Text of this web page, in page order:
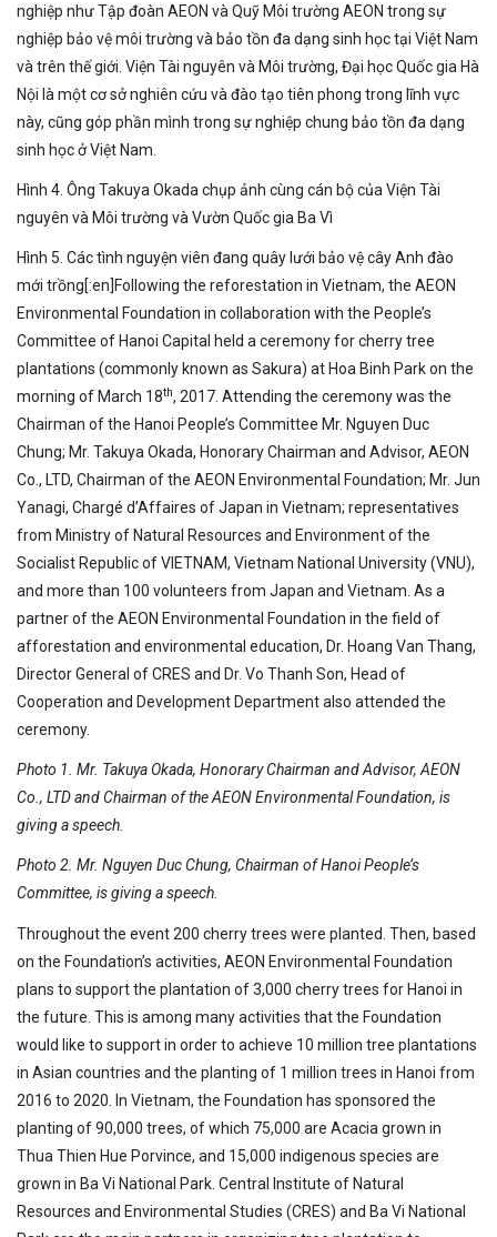
nghiệp như Tập đoàn AEON và Quỹ Môi trường AEON trong sự
nghiệp bảo vệ môi trường và bảo tồn đa dạng sinh học tại Việt Nam
và trên thế giới. Viện Tài nguyên và Môi trường, Đại học Quốc gia Hà
Nội là một cơ sở nghiên cứu và đào tạo tiên phong trong lĩnh vực
này, cũng góp phần mình trong sự nghiệp chung bảo tồn đa dạng
sinh học ở Việt Nam.
Hình 4. Ông Takuya Okada chụp ảnh cùng cán bộ của Viện Tài
nguyên và Môi trường và Vườn Quốc gia Ba Vì
Hình 5. Các tình nguyện viên đang quây lưới bảo vệ cây Anh đào
mới trồng[:en]Following the reforestation in Vietnam, the AEON
Environmental Foundation in collaboration with the People’s
Committee of Hanoi Capital held a ceremony for cherry tree
plantations (commonly known as Sakura) at Hoa Binh Park on the
morning of March 18th, 2017. Attending the ceremony was the
Chairman of the Hanoi People’s Committee Mr. Nguyen Duc
Chung; Mr. Takuya Okada, Honorary Chairman and Advisor, AEON
Co., LTD, Chairman of the AEON Environmental Foundation; Mr. Jun
Yanagi, Chargé d’Affaires of Japan in Vietnam; representatives
from Ministry of Natural Resources and Environment of the
Socialist Republic of VIETNAM, Vietnam National University (VNU),
and more than 100 volunteers from Japan and Vietnam. As a
partner of the AEON Environmental Foundation in the field of
afforestation and environmental education, Dr. Hoang Van Thang,
Director General of CRES and Dr. Vo Thanh Son, Head of
Cooperation and Development Department also attended the
ceremony.
Photo 1. Mr. Takuya Okada, Honorary Chairman and Advisor, AEON
Co., LTD and Chairman of the AEON Environmental Foundation, is
giving a speech.
Photo 2. Mr. Nguyen Duc Chung, Chairman of Hanoi People’s
Committee, is giving a speech.
Throughout the event 200 cherry trees were planted. Then, based
on the Foundation’s activities, AEON Environmental Foundation
plans to support the plantation of 3,000 cherry trees for Hanoi in
the future. This is among many activities that the Foundation
would like to support in order to achieve 10 million tree plantations
in Asian countries and the planting of 1 million trees in Hanoi from
2016 to 2020. In Vietnam, the Foundation has sponsored the
planting of 90,000 trees, of which 75,000 are Acacia grown in
Thua Thien Hue Porvince, and 15,000 indigenous species are
grown in Ba Vi National Park. Central Institute of Natural
Resources and Environmental Studies (CRES) and Ba Vi National